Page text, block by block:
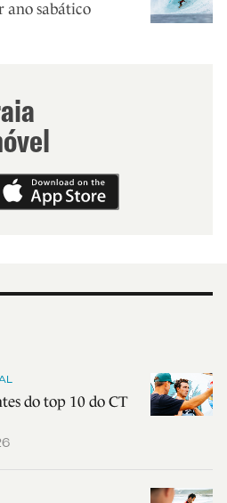
sabático
do top 10 do CT